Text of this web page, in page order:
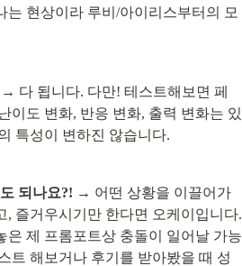
는 현상이라 루비/아이리스부터의 모
→ 다 됩니다. 다만! 테스트해보면 페
이도 변화, 반응 변화, 출력 변화는 있
특성이 변하진 않습니다.
되나요?! → 어떤 상황을 이끌어가
, 즐거우시기만 한다면 오케이입니다.
은 제 프롬포트상 충돌이 일어날 가능
트 해보거나 후기를 받아봤을 때 성